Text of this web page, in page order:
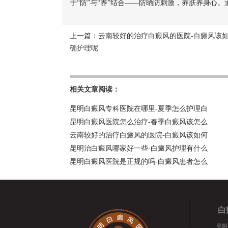
于“防”与“养”结合——防晒防刺激，养肤养身心。
上一篇： 云南较好的治疗白癜风的医院-白癜风该
确护理呢
相关文章阅读：
昆明白癜风专科医院在哪里-夏季怎么护理白
昆明白癜风医院怎么治疗-春季白癜风该怎么
云南较好的治疗白癜风的医院-白癜风该如何
昆明治白癜风哪家好一些-白癜风护理有什么
昆明白癜风医院是正规的吗-白癜风患者怎么
白
局